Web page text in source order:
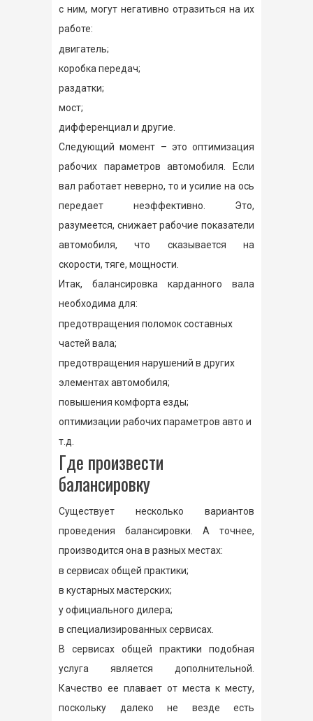
с ним, могут негативно отразиться на их
работе:
двигатель;
коробка передач;
раздатки;
мост;
дифференциал и другие.
Следующий момент – это оптимизация
рабочих параметров автомобиля. Если
вал работает неверно, то и усилие на ось
передает неэффективно. Это,
разумеется, снижает рабочие показатели
автомобиля, что сказывается на
скорости, тяге, мощности.
Итак, балансировка карданного вала
необходима для:
предотвращения поломок составных
частей вала;
предотвращения нарушений в других
элементах автомобиля;
повышения комфорта езды;
оптимизации рабочих параметров авто и
т.д.
Где произвести
балансировку
Существует несколько вариантов
проведения балансировки. А точнее,
производится она в разных местах:
в сервисах общей практики;
в кустарных мастерских;
у официального дилера;
в специализированных сервисах.
В сервисах общей практики подобная
услуга является дополнительной.
Качество ее плавает от места к месту,
поскольку далеко не везде есть